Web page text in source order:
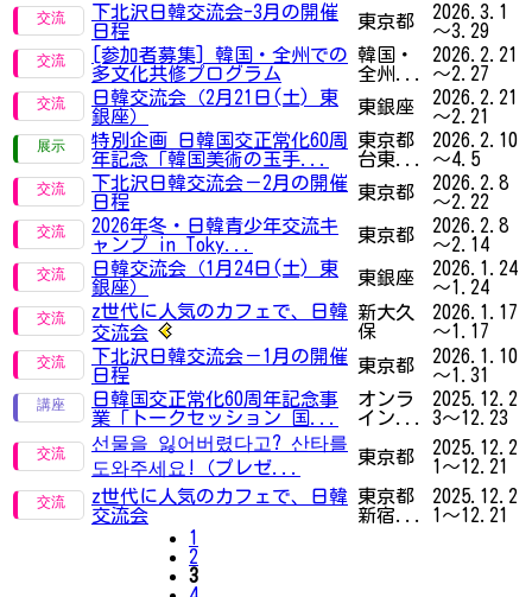
下北沢日韓交流会-3月の開催
日程
東京都
2026.3.1
～3.29
[参加者募集] 韓国・全州での
多文化共修プログラム
韓国・
全州...
2026.2.21
～2.27
日韓交流会（2月21日(土) 東
銀座）
東銀座
2026.2.21
～2.21
特別企画 日韓国交正常化60周
年記念「韓国美術の玉手...
東京都
台東...
2026.2.10
～4.5
下北沢日韓交流会－2月の開催
日程
東京都
2026.2.8
～2.22
2026年冬・日韓青少年交流キ
ャンプ in Toky...
東京都
2026.2.8
～2.14
日韓交流会（1月24日(土) 東
銀座）
東銀座
2026.1.24
～1.24
z世代に人気のカフェで、日韓
交流会
新大久
保
2026.1.17
～1.17
下北沢日韓交流会－1月の開催
日程
東京都
2026.1.10
～1.31
日韓国交正常化60周年記念事
業「トークセッション 国...
オンラ
イン...
2025.12.2
3～12.23
선물을 잃어버렸다고? 산타를
도와주세요!（プレゼ...
東京都
2025.12.2
1～12.21
z世代に人気のカフェで、日韓
交流会
東京都
新宿...
2025.12.2
1～12.21
1
2
3